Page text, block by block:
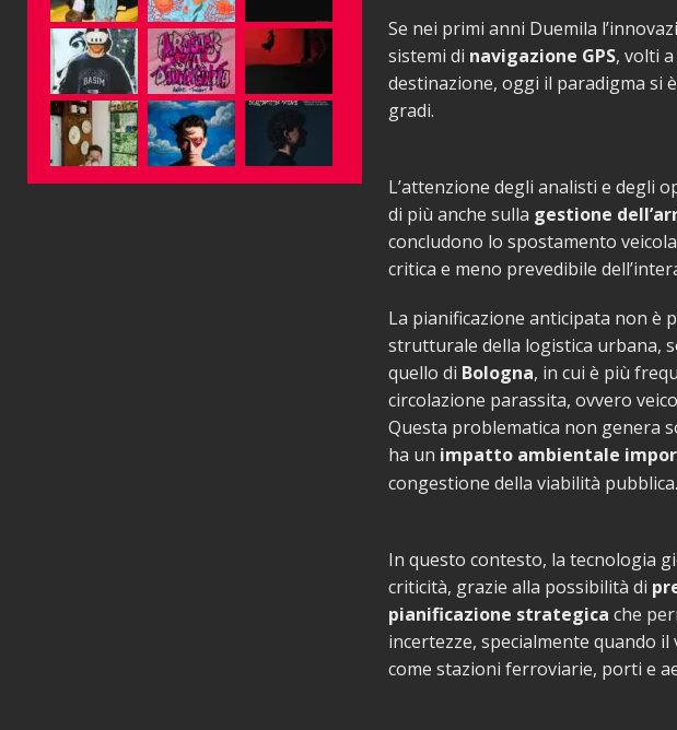
Se nei primi anni Duemila
sistemi di navigazione GPS, volti
destinazione, oggi il paradigma si
gradi.
L’attenzione degli analisti e degli
di più anche sulla gestione
concludono lo spostamento
critica e meno prevedibile
La pianificazione anticipata non è
strutturale della logistica urbana,
quello di Bologna, in cui è più
circolazione parassita, ovvero
Questa problematica non genera
ha un impatto ambientale
congestione della viabilità pubblica.
In questo contesto, la tecnologia
criticità, grazie alla possibilità di
pianificazione strategica che
incertezze, specialmente quando
come stazioni ferroviarie, porti e